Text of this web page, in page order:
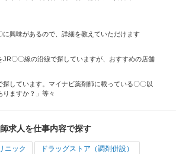
に興味があるので、詳細を教えていただけます
JR〇〇線の沿線で探していますが、おすすめの店舗
探しています。マイナビ薬剤師に載っている〇〇以
りますか？」等々
求人を仕事内容で探す
ニック ドラッグストア（調剤併設）